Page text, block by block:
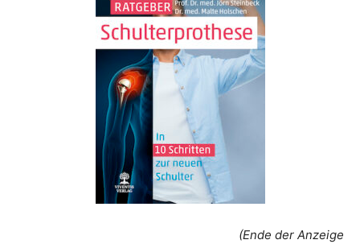
(Ende der Anzeige